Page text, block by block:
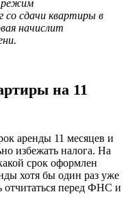
режим
со сдачи квартиры в
начислит
на 11
аренды 11 месяцев и
избежать налога. На
срок оформлен
хотя бы один раз уже
отчитаться перед ФНС и